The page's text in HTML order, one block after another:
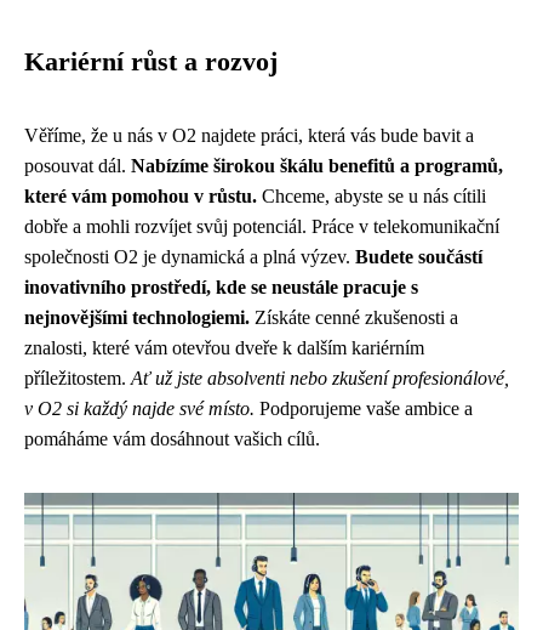
Kariérní růst a rozvoj
Věříme, že u nás v O2 najdete práci, která vás bude bavit a
posouvat dál. Nabízíme širokou škálu benefitů a programů,
které vám pomohou v růstu. Chceme, abyste se u nás cítili
dobře a mohli rozvíjet svůj potenciál. Práce v telekomunikační
společnosti O2 je dynamická a plná výzev. Budete součástí
inovativního prostředí, kde se neustále pracuje s
nejnovějšími technologiemi. Získáte cenné zkušenosti a
znalosti, které vám otevřou dveře k dalším kariérním
příležitostem. Ať už jste absolventi nebo zkušení profesionálové,
v O2 si každý najde své místo. Podporujeme vaše ambice a
pomáháme vám dosáhnout vašich cílů.